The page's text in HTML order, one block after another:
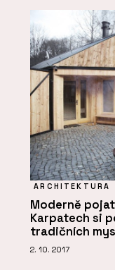
ARCHITEKTURA
Moderně
Karpatech si
tradičních
2. 10. 2017